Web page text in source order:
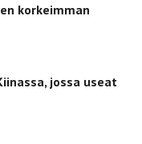
korkeimman
jossa useat